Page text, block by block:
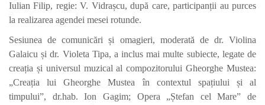
Iulian Filip, regie: V. Vidrașcu, după care, participanții au purces
la realizarea agendei mesei rotunde.
Sesiunea de comunicări și omagieri, moderată de dr. Violina
Galaicu și dr. Violeta Tipa, a inclus mai multe subiecte, legate de
creația și universul muzical al compozitorului Gheorghe Mustea:
„Creația lui Gheorghe Mustea în contextul spațiului și al
timpului”, dr.hab. Ion Gagim; Opera „Ștefan cel Mare” de